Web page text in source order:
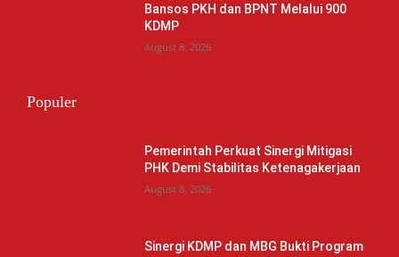
Bansos PKH dan BPNT Melalui 900
KDMP
August 8, 2026
Populer
Pemerintah Perkuat Sinergi Mitigasi
PHK Demi Stabilitas Ketenagakerjaan
August 8, 2026
Sinergi KDMP dan MBG Bukti Program